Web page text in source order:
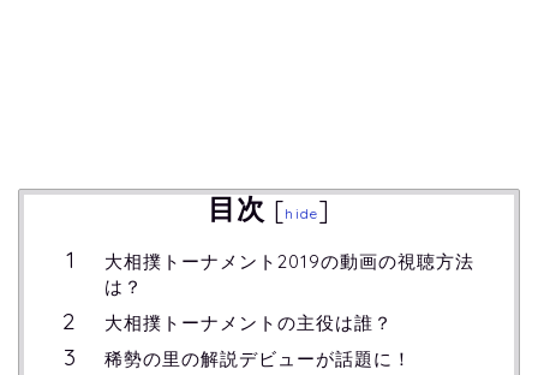
目次 [hide]
大相撲トーナメント2019の動画の視聴方法
は？
大相撲トーナメントの主役は誰？
稀勢の里の解説デビューが話題に！